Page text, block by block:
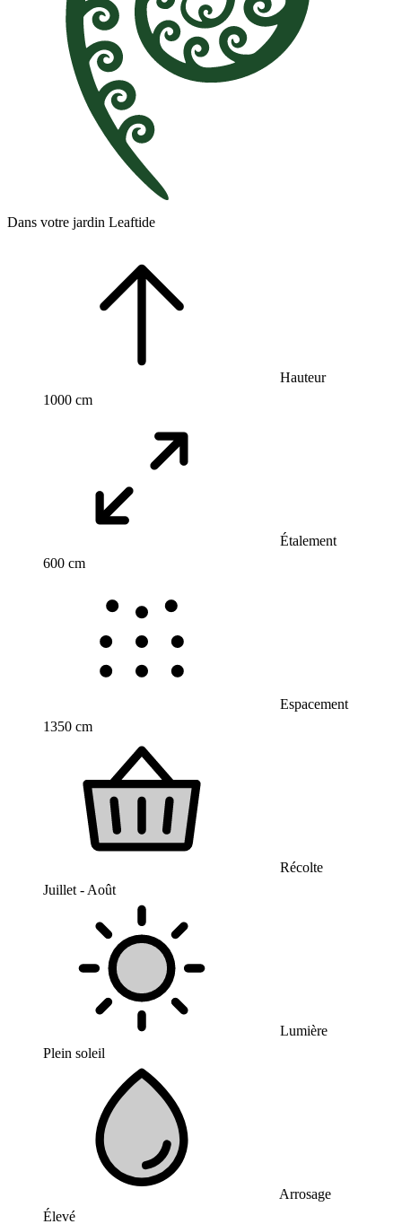
Dans votre jardin Leaftide
Hauteur
1000 cm
Étalement
600 cm
Espacement
1350 cm
Récolte
Juillet - Août
Lumière
Plein soleil
Arrosage
Élevé